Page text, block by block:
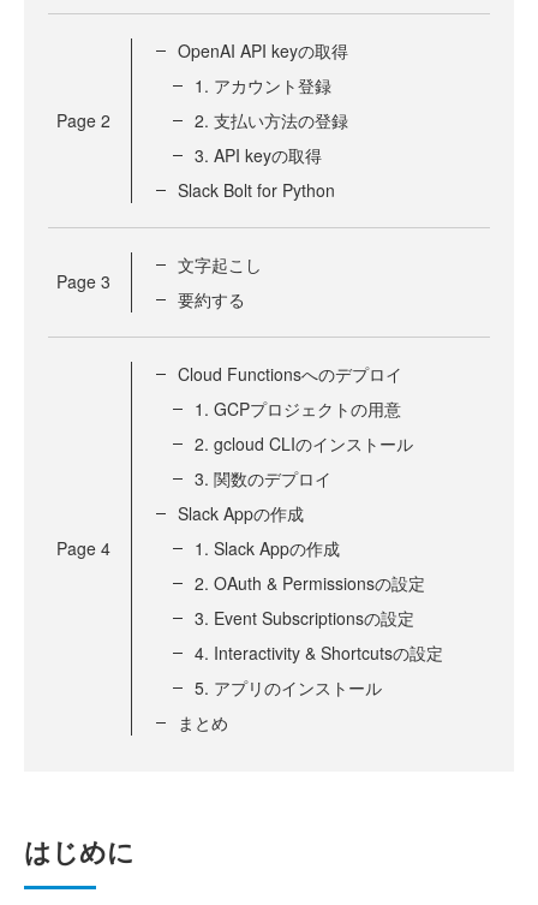
Page 2
OpenAI API keyの取得
1. アカウント登録
2. 支払い方法の登録
3. API keyの取得
Slack Bolt for Python
Page 3
文字起こし
要約する
Page 4
Cloud Functionsへのデプロイ
1. GCPプロジェクトの用意
2. gcloud CLIのインストール
3. 関数のデプロイ
Slack Appの作成
1. Slack Appの作成
2. OAuth & Permissionsの設定
3. Event Subscriptionsの設定
4. Interactivity & Shortcutsの設定
5. アプリのインストール
まとめ
はじめに